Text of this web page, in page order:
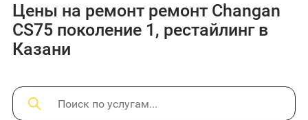
Цены на ремонт ремонт Changan
CS75 поколение 1, рестайлинг в
Казани